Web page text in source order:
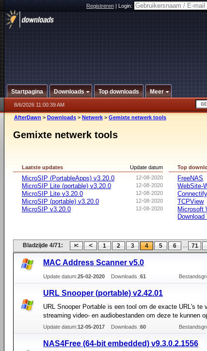
Registreren|Login:
Startpagina Downloads Top downloads Meer
8/6/2026 11:00:39 AM
AfterDawn > Downloads > Netwerk > Gemixte netwerk tools
Gemixte netwerk tools
Update datum
Laatste updates
12-08-2020
MicroSIP (PortableApps) v3.20.0
12-08-2020
MicroSIP Lite (portable) v3.20.0
12-08-2020
MicroSIP Lite v3.20.0
12-08-2020
MicroSIP (portable) v3.20.0
12-08-2020
MicroSIP v3.20.0
Top
FreeNAS
WebSite-
Connectify
TCPView
Microsoft
Download
Bladzijde 4/71: 1 2 3 4 5 6 ... 71
MAC Address Scanner v5.0
Update datum:25-02-2020 Downloads :61
URL Snooper (portable) v2.42.01
URL Snooper Portable is een tool om de exacte URL's te
streaming video- en audiobestanden om deze te kunnen
Update datum:12-05-2017 Downloads :60
NAS4Free (64-bit embedded) v9.3.0.2.1556